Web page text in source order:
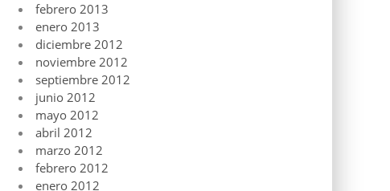
febrero 2013
enero 2013
diciembre 2012
noviembre 2012
septiembre 2012
junio 2012
mayo 2012
abril 2012
marzo 2012
febrero 2012
enero 2012